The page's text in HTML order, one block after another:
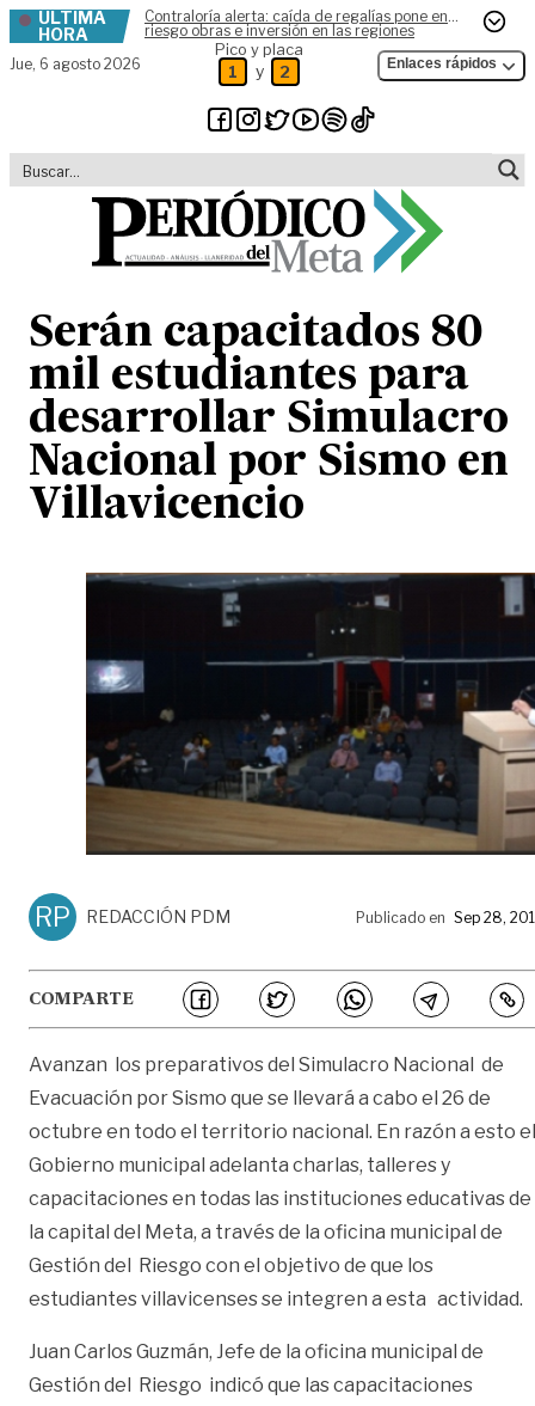
Skip to content
ÚLTIMA
HORA
Contraloría alerta: caída de regalías pone en
riesgo obras e inversión en las regiones
Jue, 6 agosto 2026
Pico y placa
1 y 2 Enlaces rápidos
Serán capacitados 80
mil estudiantes para
desarrollar Simulacro
Nacional por Sismo en
Villavicencio
RP REDACCIÓN PDM Publicado en Sep 28,
COMPARTE
Avanzan los preparativos del Simulacro Nacional de
Evacuación por Sismo que se llevará a cabo el 26 de
octubre en todo el territorio nacional. En razón a esto el
Gobierno municipal adelanta charlas, talleres y
capacitaciones en todas las instituciones educativas de
la capital del Meta, a través de la oficina municipal de
Gestión del Riesgo con el objetivo de que los
estudiantes villavicenses se integren a esta actividad.
Juan Carlos Guzmán, Jefe de la oficina municipal de
Gestión del Riesgo indicó que las capacitaciones